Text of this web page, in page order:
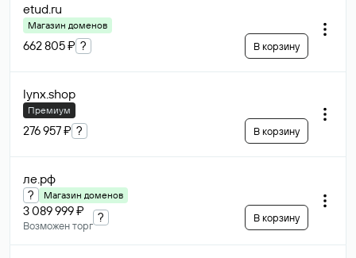
etud.ru
Магазин доменов
662 805 ₽ ? В корзину
lynx.shop
Премиум
276 957 ₽ ? В корзину
ле.рф
? Магазин доменов
3 089 999 ₽
Возможен торг
? В корзину